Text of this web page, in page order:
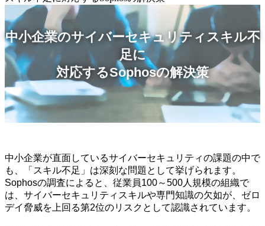
中小企業のサイバーセキュリティスキル不
足に
対応するSophosの解決策
中小企業が直面しているサイバーセキュリティの課題の中で
も、「スキル不足」は深刻な問題として挙げられます。
Sophosの調査によると、従業員100～500人規模の組織で
は、サイバーセキュリティスキルや専門知識の欠如が、ゼロ
デイ脅威を上回る第2位のリスクとして認識されています。